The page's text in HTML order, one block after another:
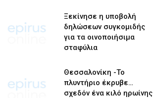
Ξεκίνησε η υποβολή
δηλώσεων συγκομιδής
για τα οινοποιήσιμα
σταφύλια
Θεσσαλονίκη -Το
πλυντήριο έκρυβε…
σχεδόν ένα κιλό ηρωίνης